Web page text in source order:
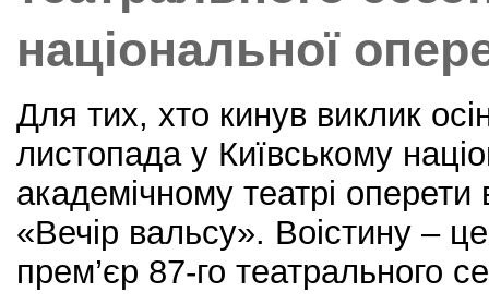
національної
Для тих, хто кинув виклик
листопада у Київському
академічному театрі оперети
«Вечір вальсу». Воістину –
прем’єр 87-го театрального